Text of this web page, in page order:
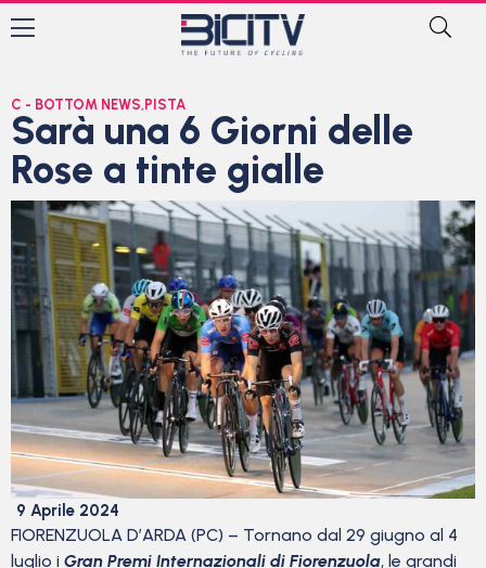
C - BOTTOM NEWS, PISTA
Sarà una 6 Giorni delle
Rose a tinte gialle
9 Aprile 2024
FIORENZUOLA D’ARDA (PC) – Tornano dal 29 giugno al 4
luglio i Gran Premi Internazionali di Fiorenzuola, le grandi